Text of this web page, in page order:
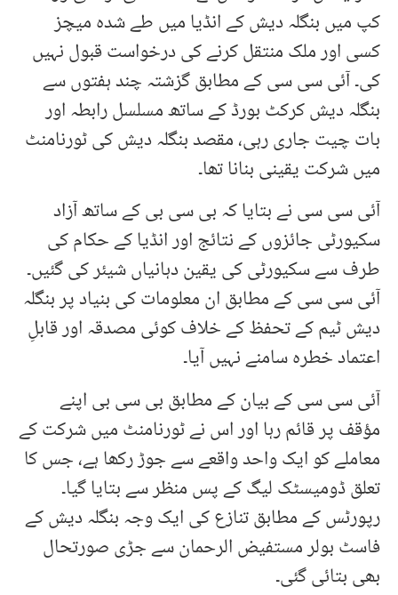
کپ میں بنگلہ دیش کے انڈیا میں طے شدہ میچز
کسی اور ملک منتقل کرنے کی درخواست قبول نہیں
کی۔ آئی سی سی کے مطابق گزشتہ چند ہفتوں سے
بنگلہ دیش کرکٹ بورڈ کے ساتھ مسلسل رابطہ اور
بات چیت جاری رہی، مقصد بنگلہ دیش کی ٹورنامنٹ
میں شرکت یقینی بنانا تھا۔
آئی سی سی نے بتایا کہ بی سی بی کے ساتھ آزاد
سکیورٹی جائزوں کے نتائج اور انڈیا کے حکام کی
طرف سے سکیورٹی کی یقین دہانیاں شیئر کی گئیں۔
آئی سی سی کے مطابق ان معلومات کی بنیاد پر بنگلہ
دیش ٹیم کے تحفظ کے خلاف کوئی مصدقہ اور قابلِ
اعتماد خطرہ سامنے نہیں آیا۔
آئی سی سی کے بیان کے مطابق بی سی بی اپنے
مؤقف پر قائم رہا اور اس نے ٹورنامنٹ میں شرکت کے
معاملے کو ایک واحد واقعے سے جوڑ رکھا ہے، جس کا
تعلق ڈومیسٹک لیگ کے پس منظر سے بتایا گیا۔
رپورٹس کے مطابق تنازع کی ایک وجہ بنگلہ دیش کے
فاسٹ بولر مستفیض الرحمان سے جڑی صورتحال
بھی بتائی گئی۔